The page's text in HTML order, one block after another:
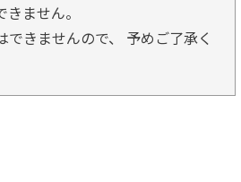
ません。
できませんので、 予めご了承く